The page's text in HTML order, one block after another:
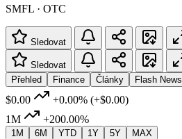
SMFL · OTC
Sledovat
Sledovat
Přehled
Finance Články Flash News
$0.00 +0.00% (+$0.00)
1M
+200.00%
1M 6M YTD 1Y 5Y MAX